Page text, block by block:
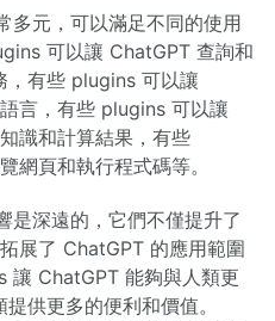
多元，可以滿足不同的使用
可以讓 ChatGPT 查詢和
，有些 plugins 可以讓
言，有些 plugins 可以讓
識和計算結果，有些
網頁和執行程式碼等。
深遠的，它們不僅提升了
展了 ChatGPT 的應用範圍
讓 ChatGPT 能夠與人類更
供更多的便利和價值。